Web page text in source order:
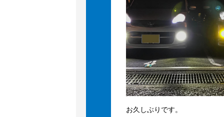
お久しぶりです。